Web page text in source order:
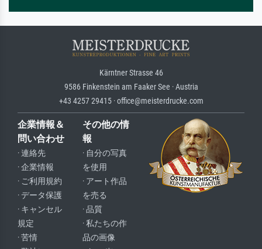
Kärntner Strasse 46
9586 Finkenstein am Faaker See · Austria
+43 4257 29415 · office@meisterdrucke.com
企業情報＆
問い合わせ
· 連絡先
· 企業情報
· ご利用規約
· データ保護
· キャンセル
規定
· 苦情
その他の情
報
· 自分の写真
を使用
· アート作品
を売る
· 品質
· 私たちの作
品の画像